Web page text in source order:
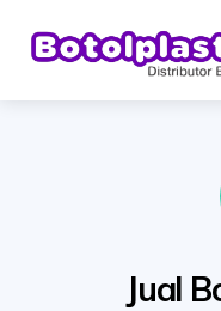
Jual